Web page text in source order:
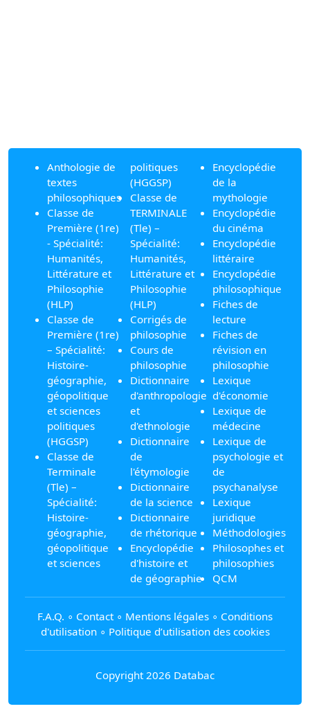
Anthologie de
textes
philosophiques
Classe de
Première (1re)
- Spécialité:
Humanités,
Littérature et
Philosophie
(HLP)
Classe de
Première (1re)
– Spécialité:
Histoire-
géographie,
géopolitique
et sciences
politiques
(HGGSP)
Classe de
Terminale
(Tle) –
Spécialité:
Histoire-
géographie,
géopolitique
et sciences
politiques
(HGGSP)
Classe de
TERMINALE
(Tle) –
Spécialité:
Humanités,
Littérature et
Philosophie
(HLP)
Corrigés de
philosophie
Cours de
philosophie
Dictionnaire
d'anthropologie
et
d'ethnologie
Dictionnaire
de
l'étymologie
Dictionnaire
de la science
Dictionnaire
de rhétorique
Encyclopédie
d'histoire et
de géographie
Encyclopédie
de la
mythologie
Encyclopédie
du cinéma
Encyclopédie
littéraire
Encyclopédie
philosophique
Fiches de
lecture
Fiches de
révision en
philosophie
Lexique
d'économie
Lexique de
médecine
Lexique de
psychologie et
de
psychanalyse
Lexique
juridique
Méthodologies
Philosophes et
philosophies
QCM
F.A.Q. ∘ Contact ∘ Mentions légales ∘ Conditions
d'utilisation∘ Politique d’utilisation des cookies
Copyright 2026 Databac